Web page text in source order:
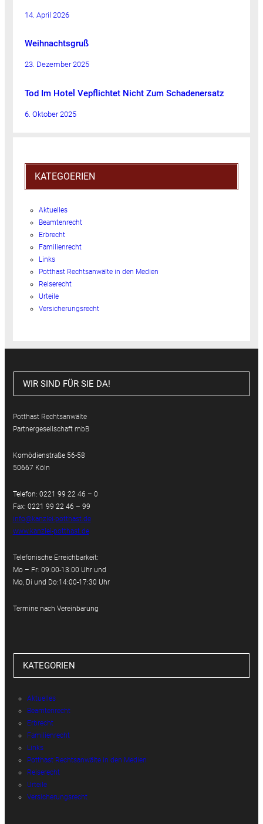
14. April 2026
Weihnachtsgruß
23. Dezember 2025
Tod Im Hotel Vepflichtet Nicht Zum Schadenersatz
6. Oktober 2025
KATEGOERIEN
Aktuelles
Beamtenrecht
Erbrecht
Familienrecht
Links
Potthast Rechtsanwälte in den Medien
Reiserecht
Urteile
Versicherungsrecht
WIR SIND FÜR SIE DA!
Potthast Rechtsanwälte
Partnergesellschaft mbB
Komödienstraße 56-58
50667 Köln
Telefon: 0221 99 22 46 – 0
Fax: 0221 99 22 46 – 99
info@kanzlei-potthast.de
www.kanzlei-potthast.de
Telefonische Erreichbarkeit:
Mo – Fr: 09:00-13:00 Uhr und
Mo, Di und Do:14:00-17:30 Uhr
Termine nach Vereinbarung
KATEGORIEN
Aktuelles
Beamtenrecht
Erbrecht
Familienrecht
Links
Potthast Rechtsanwälte in den Medien
Reiserecht
Urteile
Versicherungsrecht